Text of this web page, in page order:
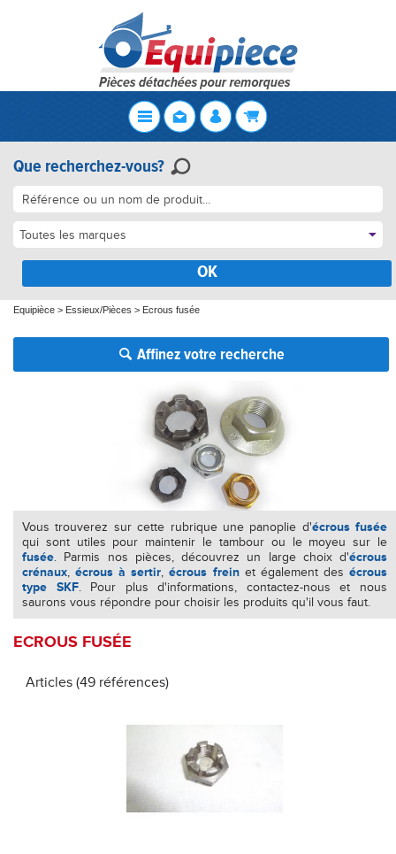
Que recherchez-vous?
Toutes les marques
OK
Equipièce > Essieux/Pièces > Ecrous fusée
Affinez votre recherche
Vous trouverez sur cette rubrique une panoplie d'écrous fusée
qui sont utiles pour maintenir le tambour ou le moyeu sur le
fusée. Parmis nos pièces, découvrez un large choix d'écrous
crénaux,écrous à sertir, écrous freinet également desécrous
type SKF. Pour plus d'informations, contactez-nous et nous
saurons vous répondre pour choisir les produits qu'il vous faut.
ECROUS FUSÉE
Articles (49 références)